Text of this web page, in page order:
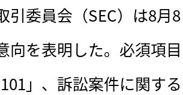
引委員会（SEC）は8月
向を表明した。必須項
」、訴訟案件に関す